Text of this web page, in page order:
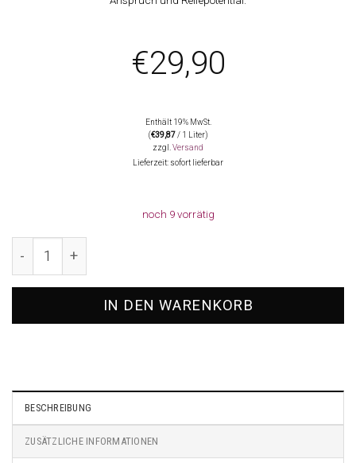
€29,90
Enthält 19% MwSt.
(€39,87 / 1 Liter)
zzgl.Versand
Lieferzeit: sofort lieferbar
noch 9 vorrätig
IN DEN WARENKORB
BESCHREIBUNG
ZUSÄTZLICHE INFORMATIONEN